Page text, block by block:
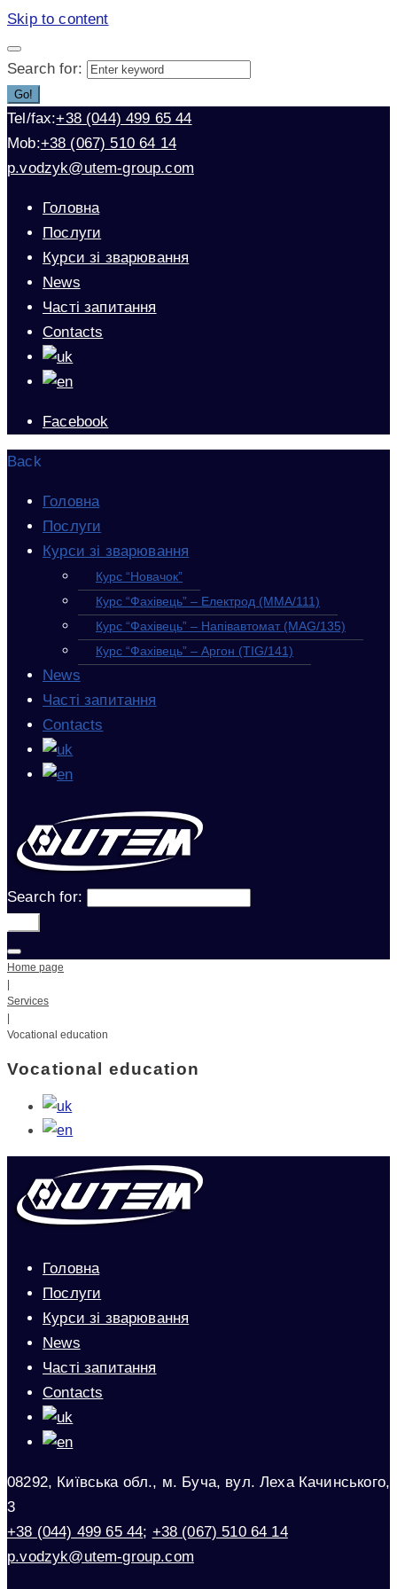
Skip to content
Search for:
Go!
Tel/fax:+38 (044) 499 65 44
Mob:+38 (067) 510 64 14
p.vodzyk@utem-group.com
Головна
Послуги
Курси зі зварювання
News
Часті запитання
Contacts
Facebook
Back
Головна
Послуги
Курси зі зварювання
Курс “Новачок”
Курс “Фахівець” – Електрод (MMA/111)
Курс “Фахівець” – Напівавтомат (MAG/135)
Курс “Фахівець” – Аргон (TIG/141)
News
Часті запитання
Contacts
Search for:
Home page
Services
Vocational education
Vocational education
Головна
Послуги
Курси зі зварювання
News
Часті запитання
Contacts
08292, Київська обл., м. Буча, вул. Леха Качинського,
3
+38 (044) 499 65 44; +38 (067) 510 64 14
p.vodzyk@utem-group.com